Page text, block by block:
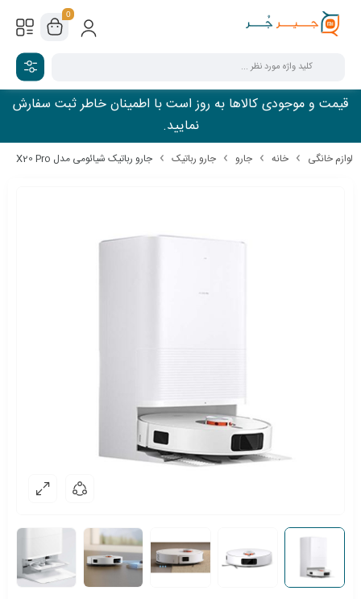
0
قیمت و موجودی کالاها به روز است با اطمینان خاطر ثبت سفارش
نمایید.
لوازم خانگی خانه جارو جارو رباتیک جارو رباتیک شیائومی مدل X20 Pro